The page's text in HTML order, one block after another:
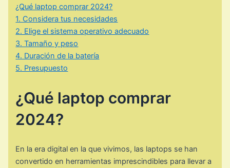
¿Qué laptop comprar 2024?
1. Considera tus necesidades
2. Elige el sistema operativo adecuado
3. Tamaño y peso
4. Duración de la batería
5. Presupuesto
¿Qué laptop comprar
2024?
En la era digital en la que vivimos, las laptops se han
convertido en herramientas imprescindibles para llevar a